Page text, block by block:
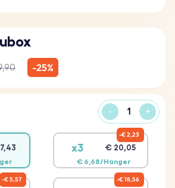
-25%
- +
x3 € 20,05
€ 6,68/Hanger
€ 2,23
€ 5,57 € 18,56